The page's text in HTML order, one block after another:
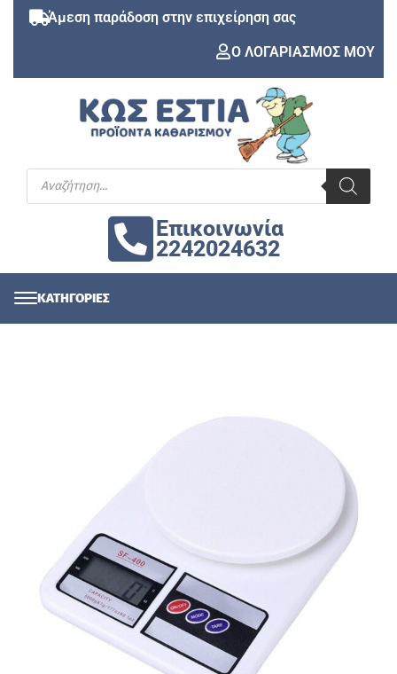
Άμεση παράδοση στην επιχείρηση σας
Ο ΛΟΓΑΡΙΑΣΜΟΣ ΜΟΥ
Επικοινωνία
2242024632